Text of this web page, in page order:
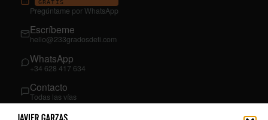
GRATIS
Pregúntame por WhatsApp
Escríbeme
hello@233gradosdeti.com
WhatsApp
+34 628 417 634
Contacto
Todas las vías